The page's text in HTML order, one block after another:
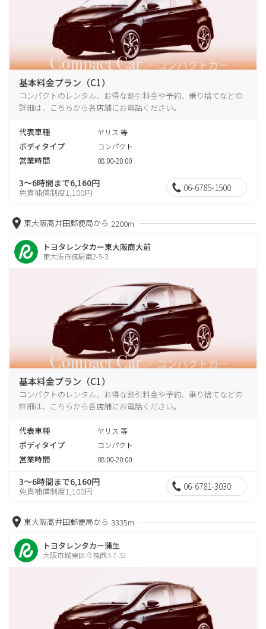
基本料金プラン（C1）
コンパクトのレンタル、お得な割引料金や予約、乗り捨てなどの
詳細は、こちらから各店舗にお電話ください。
代表車種 ヤリス 等
ボディタイプ コンパクト
営業時間 08:00-20:00
3～6時間まで6,160円
免責補償制度1,100円 06-6785-1500
東大阪高井田郵便局から 2200m
トヨタレンタカー東大阪商大前
東大阪市御厨南2-5-3
基本料金プラン（C1）
コンパクトのレンタル、お得な割引料金や予約、乗り捨てなどの
詳細は、こちらから各店舗にお電話ください。
代表車種 ヤリス 等
ボディタイプ コンパクト
営業時間 08:00-20:00
3～6時間まで6,160円
免責補償制度1,100円 06-6781-3030
東大阪高井田郵便局から 3335m
トヨタレンタカー蒲生
大阪市城東区今福西3-7-32